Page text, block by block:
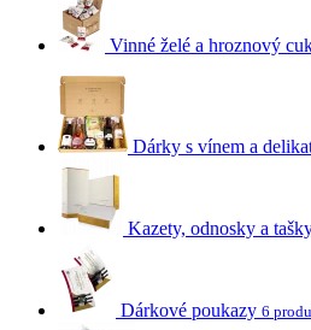
Vinné želé a hroznový
Dárky s vínem a
Kazety, odnosky a
Dárkové poukazy 6